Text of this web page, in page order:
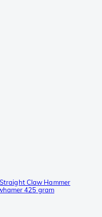
Claw Hammer
425 gram